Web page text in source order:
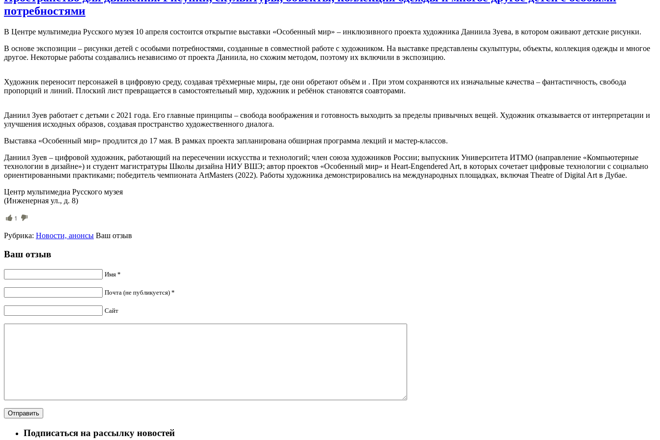
потребностями
В Центре мультимедиа Русского музея 10 апреля состоится открытие выставки «Особенный мир» – инклюзивного проекта художника Даниила Зуева, в котором оживают детские рисунки.
В основе экспозиции – рисунки детей с особыми потребностями, созданные в совместной работе с художником. На выставке представлены скульптуры, объекты, коллекция одежды и многое
другое. Некоторые работы создавались независимо от проекта Даниила, но схожим методом, поэтому их включили в экспозицию.
Художник переносит персонажей в цифровую среду, создавая трёхмерные миры, где они обретают объём и . При этом сохраняются их изначальные качества – фантастичность, свобода
пропорций и линий. Плоский лист превращается в самостоятельный мир, художник и ребёнок становятся соавторами.
Даниил Зуев работает с детьми с 2021 года. Его главные принципы – свобода воображения и готовность выходить за пределы привычных вещей. Художник отказывается от интерпретации и
улучшения исходных образов, создавая пространство художественного диалога.
Выставка «Особенный мир» продлится до 17 мая. В рамках проекта запланирована обширная программа лекций и мастер-классов.
Даниил Зуев – цифровой художник, работающий на пересечении искусства и технологий; член союза художников России; выпускник Университета ИТМО (направление «Компьютерные
технологии в дизайне») и студент магистратуры Школы дизайна НИУ ВШЭ; автор проектов «Особенный мир» и Heart-Engendered Art, в которых сочетает цифровые технологии с социально
ориентированными практиками; победитель чемпионата ArtMasters (2022). Работы художника демонстрировались на международных площадках, включая Theatre of Digital Art в Дубае.
Центр мультимедиа Русского музея
(Инженерная ул., д. 8)
1
Рубрика: Новости, анонсы Ваш отзыв
Ваш отзыв
Имя *
Почта (не публикуется) *
Сайт
Подписаться на рассылку новостей